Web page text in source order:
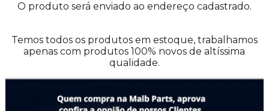
O produto será enviado ao endereço cadastrado.
Temos todos os produtos em estoque, trabalhamos
apenas com produtos 100% novos de altíssima
qualidade.